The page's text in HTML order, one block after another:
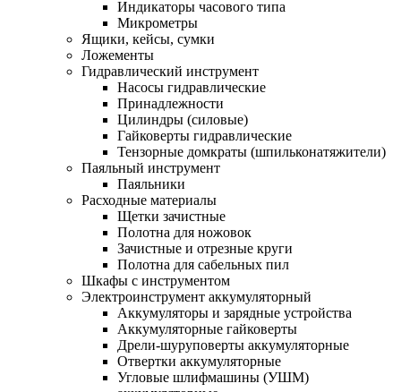
Индикаторы часового типа
Микрометры
Ящики, кейсы, сумки
Ложементы
Гидравлический инструмент
Насосы гидравлические
Принадлежности
Цилиндры (силовые)
Гайковерты гидравлические
Тензорные домкраты (шпильконатяжители)
Паяльный инструмент
Паяльники
Расходные материалы
Щетки зачистные
Полотна для ножовок
Зачистные и отрезные круги
Полотна для сабельных пил
Шкафы с инструментом
Электроинструмент аккумуляторный
Аккумуляторы и зарядные устройства
Аккумуляторные гайковерты
Дрели-шуруповерты аккумуляторные
Отвертки аккумуляторные
Угловые шлифмашины (УШМ)